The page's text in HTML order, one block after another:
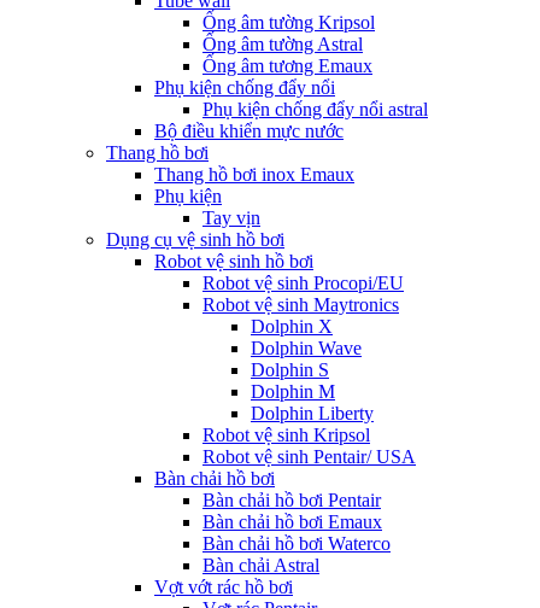
Ống âm tường Kripsol
Ống âm tường Astral
Ống âm tương Emaux
Phụ kiện chống đẩy nổi
Phụ kiện chống đẩy nổi astral
Bộ điều khiển mực nước
Thang hồ bơi
Thang hồ bơi inox Emaux
Phụ kiện
Tay vịn
Dụng cụ vệ sinh hồ bơi
Robot vệ sinh hồ bơi
Robot vệ sinh Procopi/EU
Robot vệ sinh Maytronics
Dolphin X
Dolphin Wave
Dolphin S
Dolphin M
Dolphin Liberty
Robot vệ sinh Kripsol
Robot vệ sinh Pentair/ USA
Bàn chải hồ bơi
Bàn chải hồ bơi Pentair
Bàn chải hồ bơi Emaux
Bàn chải hồ bơi Waterco
Bàn chải Astral
Vợt vớt rác hồ bơi